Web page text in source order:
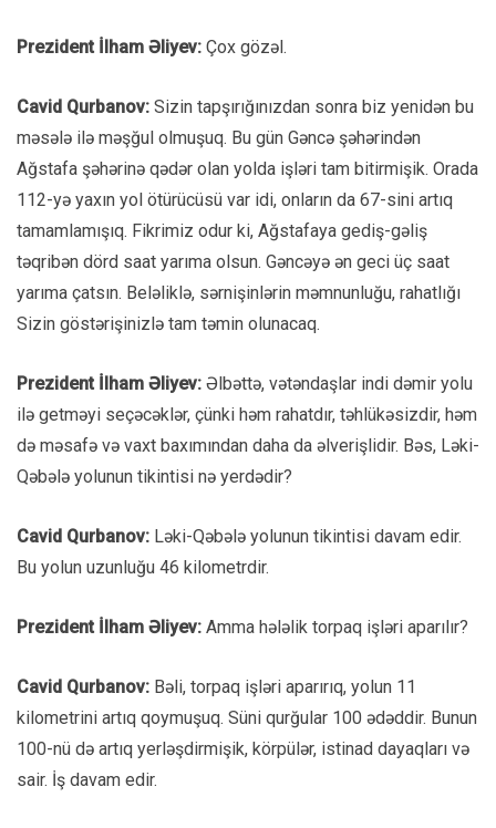
Prezident İlham Əliyev: Çox gözəl.
Cavid Qurbanov: Sizin tapşırığınızdan sonra biz yenidən bu
məsələ ilə məşğul olmuşuq. Bu gün Gəncə şəhərindən
Ağstafa şəhərinə qədər olan yolda işləri tam bitirmişik. Orada
112-yə yaxın yol ötürücüsü var idi, onların da 67-sini artıq
tamamlamışıq. Fikrimiz odur ki, Ağstafaya gediş-gəliş
təqribən dörd saat yarıma olsun. Gəncəyə ən geci üç saat
yarıma çatsın. Beləliklə, sərnişinlərin məmnunluğu, rahatlığı
Sizin göstərişinizlə tam təmin olunacaq.
Prezident İlham Əliyev: Əlbəttə, vətəndaşlar indi dəmir yolu
ilə getməyi seçəcəklər, çünki həm rahatdır, təhlükəsizdir, həm
də məsafə və vaxt baxımından daha da əlverişlidir. Bəs, Ləki-
Qəbələ yolunun tikintisi nə yerdədir?
Cavid Qurbanov: Ləki-Qəbələ yolunun tikintisi davam edir.
Bu yolun uzunluğu 46 kilometrdir.
Prezident İlham Əliyev: Amma hələlik torpaq işləri aparılır?
Cavid Qurbanov: Bəli, torpaq işləri aparırıq, yolun 11
kilometrini artıq qoymuşuq. Süni qurğular 100 ədəddir. Bunun
100-nü də artıq yerləşdirmişik, körpülər, istinad dayaqları və
sair. İş davam edir.